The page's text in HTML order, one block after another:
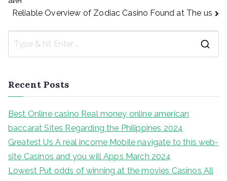
navigation
Reliable Overview of Zodiac Casino Found at The us
o
Recent Posts
Best Online casino Real money online american
baccarat Sites Regarding the Philippines 2024
Greatest Us A real income Mobile navigate to this web-
site Casinos and you will Apps March 2024
Lowest Put odds of winning at the movies Casinos All